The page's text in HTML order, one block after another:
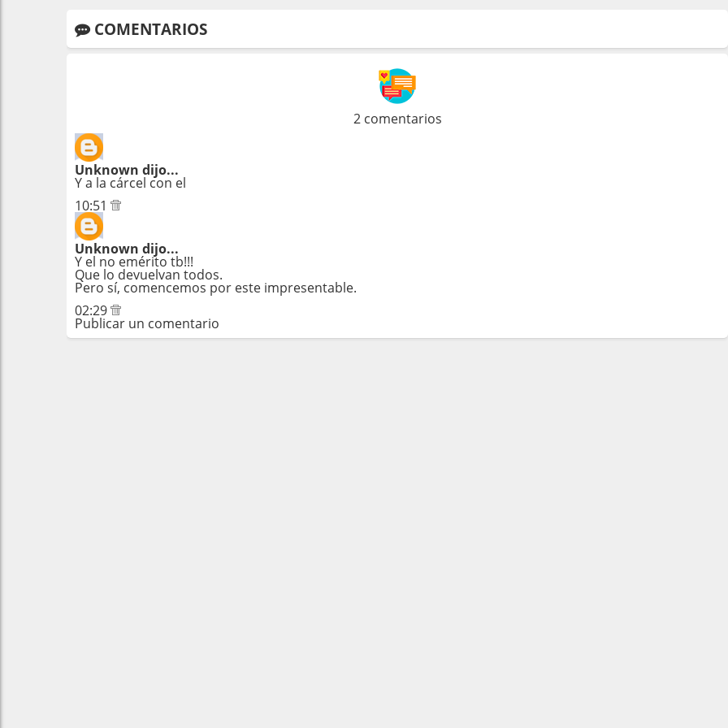
COMENTARIOS
2 comentarios
Unknown dijo...
Y a la cárcel con el
10:51
Unknown dijo...
Y el no emérito tb!!!
Que lo devuelvan todos.
Pero sí, comencemos por este impresentable.
02:29
Publicar un comentario